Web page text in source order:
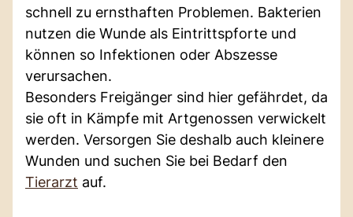
schnell zu ernsthaften Problemen. Bakterien
nutzen die Wunde als Eintrittspforte und
können so Infektionen oder Abszesse
verursachen.
Besonders Freigänger sind hier gefährdet, da
sie oft in Kämpfe mit Artgenossen verwickelt
werden. Versorgen Sie deshalb auch kleinere
Wunden und suchen Sie bei Bedarf den
Tierarzt auf.